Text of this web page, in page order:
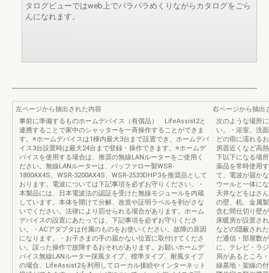
タログビューではweb上でパラパラめくりながらカタログをごら
んになれます。
左ページから抽出された内容
事前に準備するものホームデバイス（有償品） LifeAssist2と
連携することで家中のシャッターを一斉操作することができま
す。※ホームデバイスは1棟内最大3台まで設置でき、ホームデバ
イス3台設置時は最大24台まで登録・操作できます。※ホームデ
バイスを使用する場合は、推奨の無線LANルーターをご使用く
ださい。無線LANルーターは、バッファロー製WSR-
1800AX4S、WSR-3200AX4S、WSR-2533DHP3を推奨品として
おります。電波については下記事項を必ずお守りください。・
本製品には、日本電波法の認証を受けた無線モジュールを内蔵
しています。本体を開けて分解、改造や証明ラベルを剥がさな
いでください。法律により罰せられる場合があります。ホーム
デバイスの設置にあたっては、下記事項を必ずお守りくださ
い。・ACアダプタは付属のものをお使いください。故障の原因
になります。・お子さまの手の届かない位置に取付けてくださ
い。誤った操作で故障するおそれがあります。お願いホームデ
バイス無線LANルーター採風タイプ、標準タイプ、耐風タイプ
の場合、LifeAssist2を利用してローカル接続やインターネット
右ページから抽出
次のような場所
い。・浴室、洗
どの雨に濡れる
房器近くなど高
下以下になる場
薬品を常時使用
て、電波が届か
ウールと一体に
天井などをはさ
の壁、机、金属
含む間仕切り壁
床暖房が設置さ
などの隠蔽され
だ通信・部屋数
に、テレビ・ラ
局があるところ
線基地・架線の